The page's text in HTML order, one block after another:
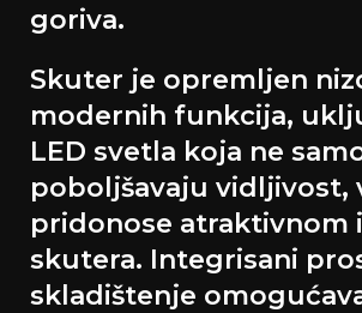
goriva.
Skuter je opremljen
modernih funkcija,
LED svetla koja ne
poboljšavaju vidljivost,
pridonose atraktivnom
skutera. Integrisani
skladištenje